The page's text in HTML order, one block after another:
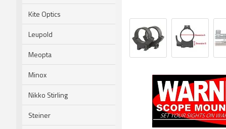
Kite Optics
Leupold
Meopta
Minox
Nikko Stirling
Steiner